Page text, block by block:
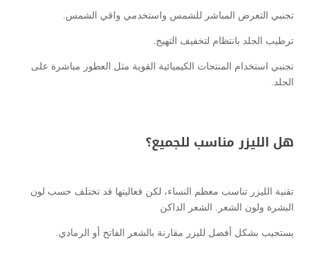
تجنبي التعرض المباشر للشمس واستخدمي واقي الشمس.
ترطيب الجلد بانتظام لتخفيف التهيج.
تجنبي استخدام المنتجات الكيميائية القوية مثل العطور مباشرة على
الجلد.
هل الليزر مناسب للجميع؟
تقنية الليزر تناسب معظم النساء، لكن فعاليتها قد تختلف حسب لون
البشرة ولون الشعر. الشعر الداكن
يستجيب بشكل أفضل لليزر مقارنة بالشعر الفاتح أو الرمادي.